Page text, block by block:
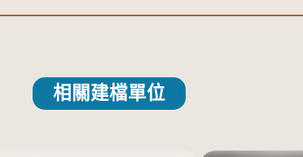
相關建檔單位